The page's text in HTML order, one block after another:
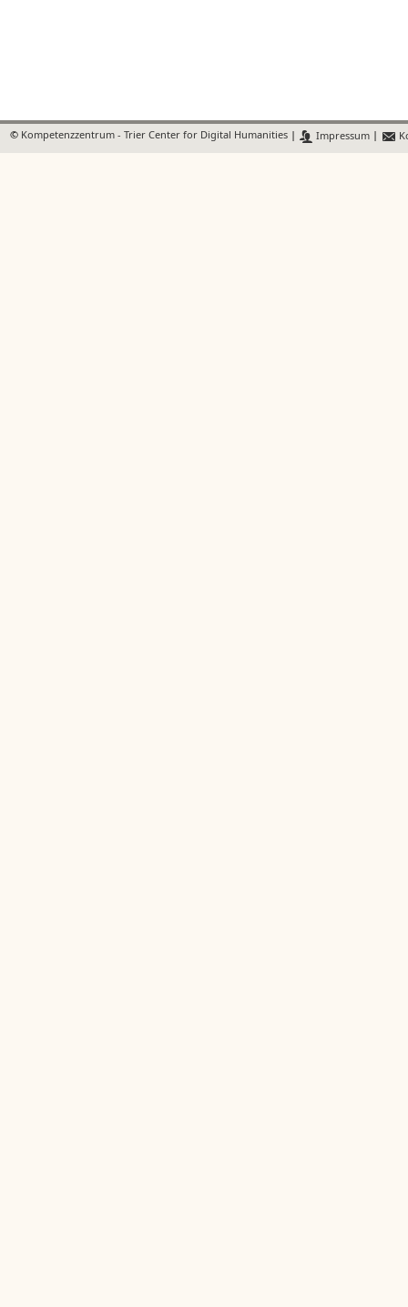
© Kompetenzzentrum - Trier Center for Digital Humanities| Impressum |